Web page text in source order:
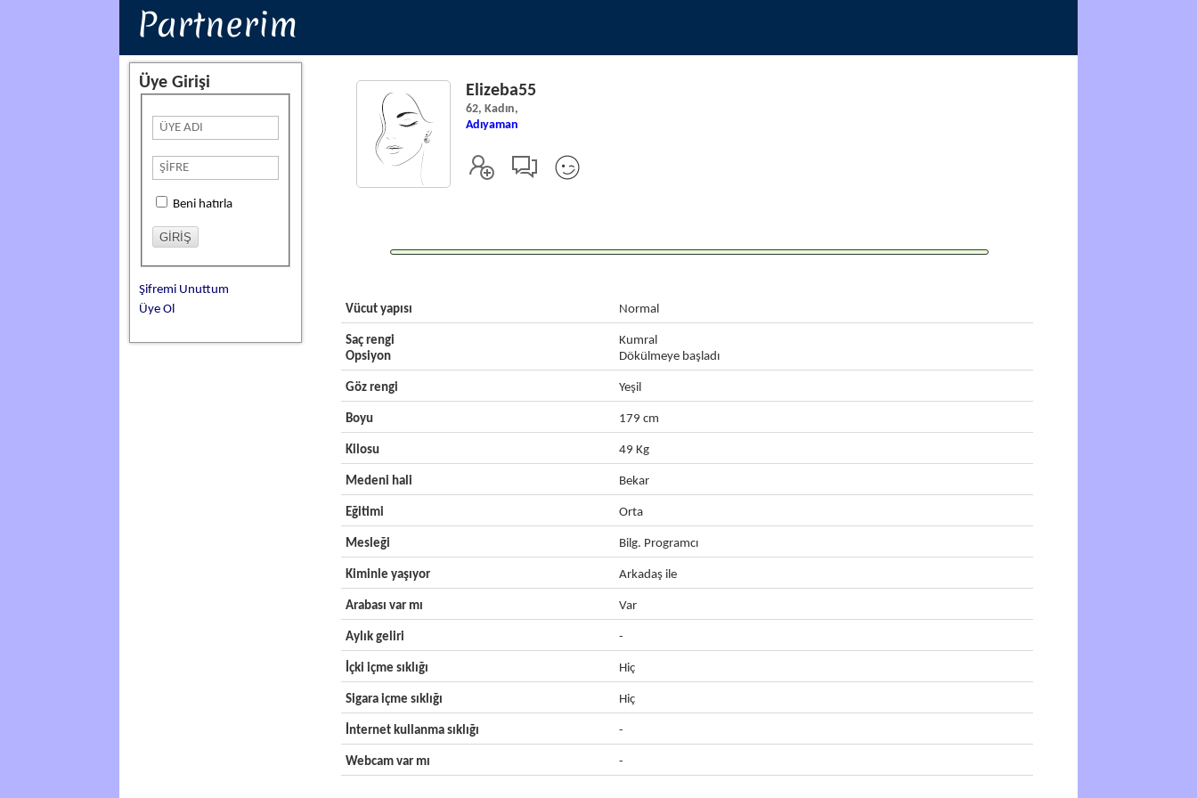
Partnerim
Üye Girişi
Beni hatırla
Şifremi Unuttum
Üye Ol
Elizeba55
62, Kadın,
Adıyaman
Vücut yapısı Normal
Saç rengi
Opsiyon
Kumral
Dökülmeye başladı
Göz rengi Yeşil
Boyu 179 cm
Kilosu 49 Kg
Medeni hali Bekar
Eğitimi Orta
Mesleği Bilg. Programcı
Kiminle yaşıyor Arkadaş ile
Arabası var mı Var
Aylık geliri -
İçki içme sıklığı Hiç
Sigara içme sıklığı Hiç
İnternet kullanma sıklığı -
Webcam var mı -